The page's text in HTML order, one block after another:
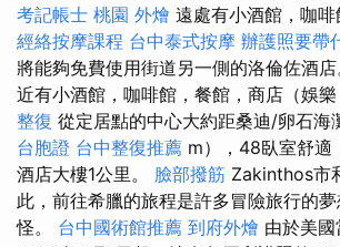
考記帳士 桃園 外燴 遠處有小酒館，咖啡
經絡按摩課程 台中泰式按摩 辦護照要帶
將能夠免費使用街道另一側的洛倫佐酒店
近有小酒館，咖啡館，餐館，商店（娛樂
整復 從定居點的中心大約距桑迪/卵石海
台胞證 台中整復推薦 m），48臥室舒適
酒店大樓1公里。 臉部撥筋 Zakinthos市
此，前往希臘的旅程是許多冒險旅行的
怪。 台中國術館推薦 到府外燴 由於美